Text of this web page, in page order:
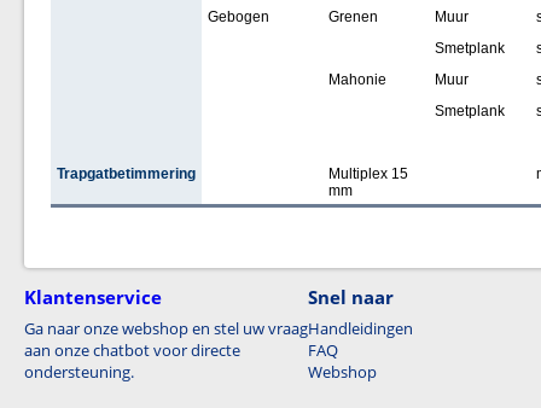
Gebogen
Grenen Muur
Smetplank
Mahonie
Muur
Smetplank
Trapgatbetimmering
Multiplex 15
mm
Klantenservice
Ga naar onze webshop en stel uw vraag
aan onze chatbot voor directe
ondersteuning.
Snel naar
Handleidingen
FAQ
Webshop